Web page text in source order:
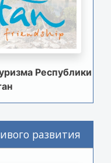
Республики
развития